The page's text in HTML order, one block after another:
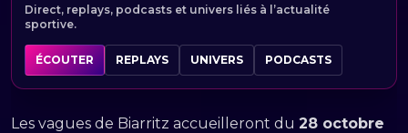
Direct, replays, podcasts et univers liés à l’actualité
sportive.
ÉCOUTER REPLAYS UNIVERS PODCASTS
Les vagues de Biarritz accueilleront du 28 octobre